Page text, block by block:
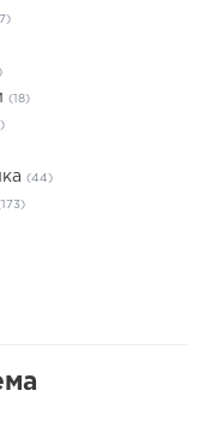
(18)
(44)